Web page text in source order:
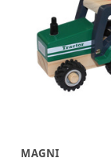
MAGNI